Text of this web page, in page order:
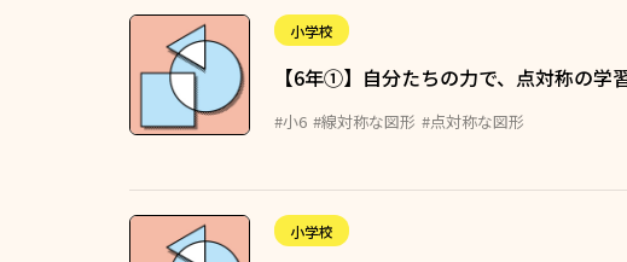
小学校
【6年①】自分たちの力で、点対称の学
#小6 #線対称な図形 #点対称な図形
小学校